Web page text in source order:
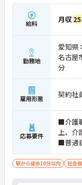
給料 月収
勤務地
愛知県
名古屋
分
雇用形態 契約社
応募要件
■介護
上、
■普通
駅から徒歩10分以内 社会